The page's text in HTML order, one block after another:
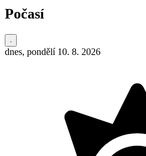
Počasí
dnes, pondělí 10. 8. 2026